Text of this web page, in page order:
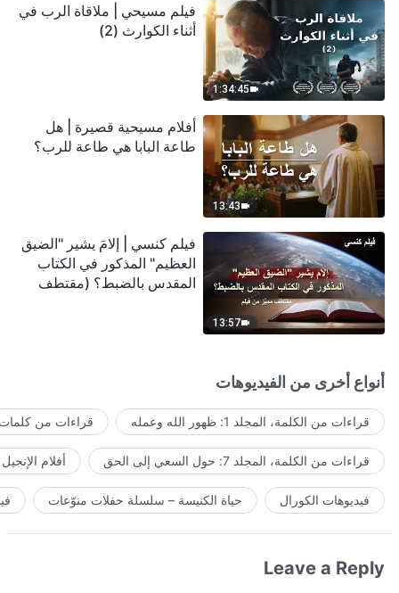
1:34:45
فيلم مسيحي | ملاقاة الرب في
أثناء الكوارث (2)
13:43
أفلام مسيحية قصيرة | هل
طاعة البابا هي طاعة للرب؟
13:57
فيلم كنسي | إلامَ يشير "الضيق
العظيم" المذكور في الكتاب
المقدس بالضبط؟ (مقتطف
أنواع أخرى من الفيديوهات
قراءات من الكلمة، المجلد 1: ظهور الله وعمله قراءات من كلمات
قراءات من الكلمة، المجلد 7: حول السعي إلى الحق أفلام الإنجيل
فيديوهات الكورال حياة الكنيسة – سلسلة حفلات منوّعات
Leave a Reply